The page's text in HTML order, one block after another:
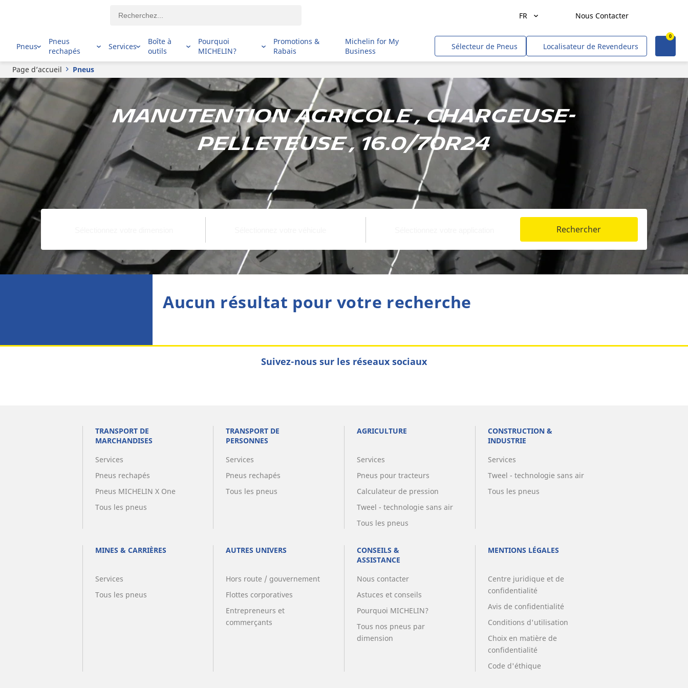
FR Nous Contacter
Transport de marchandises
Transport de personnes
Mines et carrières
Construction & industrie
Entrepreneurs & commerçants
Hors route/gouvernement
Voitures, VUS
0
Pneus
Pneus
rechapés
Services
Boîte à
outils
Pourquoi
MICHELIN?
Promotions &
Rabais
Michelin for My
Business
Sélecteur de Pneus Localisateur de Revendeurs
Page d’accueil Pneus
Manutention agricole , Chargeuse-
pelleteuse , 16.0/70R24
Rechercher
Aucun résultat pour votre recherche
Suivez-nous sur les réseaux sociaux
TRANSPORT DE
MARCHANDISES
Services
Pneus rechapés
Pneus MICHELIN X One
Tous les pneus
TRANSPORT DE
PERSONNES
Services
Pneus rechapés
Tous les pneus
AGRICULTURE
Services
Pneus pour tracteurs
Calculateur de pression
Tweel - technologie sans air
Tous les pneus
CONSTRUCTION &
INDUSTRIE
Services
Tweel - technologie sans air
Tous les pneus
MINES & CARRIÈRES
Services
Tous les pneus
AUTRES UNIVERS
Hors route / gouvernement
Flottes corporatives
Entrepreneurs et
commerçants
CONSEILS &
ASSISTANCE
Nous contacter
Astuces et conseils
Pourquoi MICHELIN?
Tous nos pneus par
dimension
MENTIONS LÉGALES
Centre juridique et de
confidentialité
Avis de confidentialité
Conditions d'utilisation
Choix en matière de
confidentialité
Code d'éthique